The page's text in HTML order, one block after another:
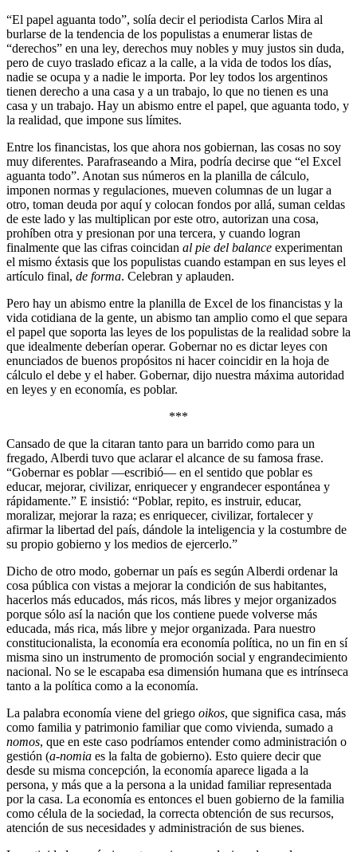
“El papel aguanta todo”, solía decir el periodista Carlos Mira al
burlarse de la tendencia de los populistas a enumerar listas de
“derechos” en una ley, derechos muy nobles y muy justos sin duda,
pero de cuyo traslado eficaz a la calle, a la vida de todos los días,
nadie se ocupa y a nadie le importa. Por ley todos los argentinos
tienen derecho a una casa y a un trabajo, lo que no tienen es una
casa y un trabajo. Hay un abismo entre el papel, que aguanta todo, y
la realidad, que impone sus límites.
Entre los financistas, los que ahora nos gobiernan, las cosas no soy
muy diferentes. Parafraseando a Mira, podría decirse que “el Excel
aguanta todo”. Anotan sus números en la planilla de cálculo,
imponen normas y regulaciones, mueven columnas de un lugar a
otro, toman deuda por aquí y colocan fondos por allá, suman celdas
de este lado y las multiplican por este otro, autorizan una cosa,
prohíben otra y presionan por una tercera, y cuando logran
finalmente que las cifras coincidan al pie del balance experimentan
el mismo éxtasis que los populistas cuando estampan en sus leyes el
artículo final, de forma. Celebran y aplauden.
Pero hay un abismo entre la planilla de Excel de los financistas y la
vida cotidiana de la gente, un abismo tan amplio como el que separa
el papel que soporta las leyes de los populistas de la realidad sobre la
que idealmente deberían operar. Gobernar no es dictar leyes con
enunciados de buenos propósitos ni hacer coincidir en la hoja de
cálculo el debe y el haber. Gobernar, dijo nuestra máxima autoridad
en leyes y en economía, es poblar.
***
Cansado de que la citaran tanto para un barrido como para un
fregado, Alberdi tuvo que aclarar el alcance de su famosa frase.
“Gobernar es poblar —escribió— en el sentido que poblar es
educar, mejorar, civilizar, enriquecer y engrandecer espontánea y
rápidamente.” E insistió: “Poblar, repito, es instruir, educar,
moralizar, mejorar la raza; es enriquecer, civilizar, fortalecer y
afirmar la libertad del país, dándole la inteligencia y la costumbre de
su propio gobierno y los medios de ejercerlo.”
Dicho de otro modo, gobernar un país es según Alberdi ordenar la
cosa pública con vistas a mejorar la condición de sus habitantes,
hacerlos más educados, más ricos, más libres y mejor organizados
porque sólo así la nación que los contiene puede volverse más
educada, más rica, más libre y mejor organizada. Para nuestro
constitucionalista, la economía era economía política, no un fin en sí
misma sino un instrumento de promoción social y engrandecimiento
nacional. No se le escapaba esa dimensión humana que es intrínseca
tanto a la política como a la economía.
La palabra economía viene del griego oikos, que significa casa, más
como familia y patrimonio familiar que como vivienda, sumado a
nomos, que en este caso podríamos entender como administración o
gestión (a-nomia es la falta de gobierno). Esto quiere decir que
desde su misma concepción, la economía aparece ligada a la
persona, y más que a la persona a la unidad familiar representada
por la casa. La economía es entonces el buen gobierno de la familia
como célula de la sociedad, la correcta obtención de sus recursos,
atención de sus necesidades y administración de sus bienes.